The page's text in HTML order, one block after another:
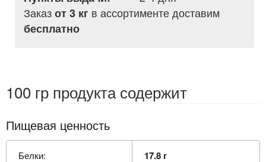
Заказот 3 кг в ассортименте доставим
бесплатно
100 гр продукта содержит
Пищевая ценность
Белки: 17.8 г